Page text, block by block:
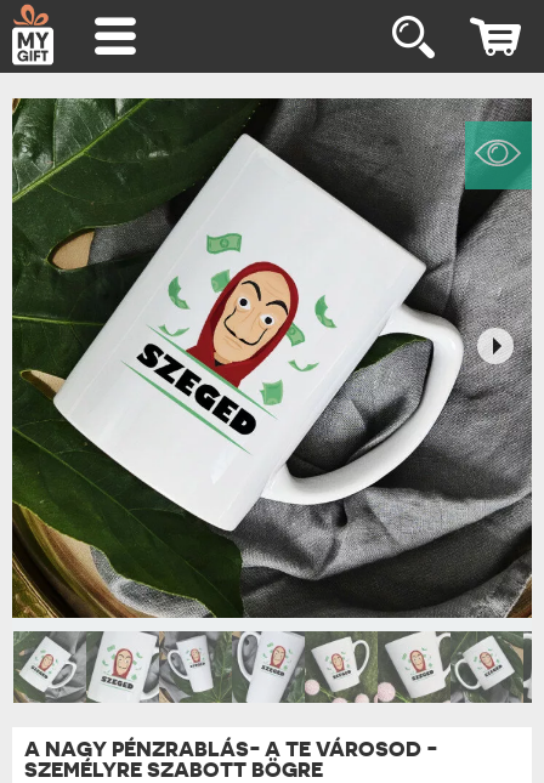
A NAGY PÉNZRABLÁS- A TE VÁROSOD -
SZEMÉLYRE SZABOTT BÖGRE